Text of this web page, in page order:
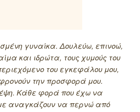
γυναίκα. Δουλεύω, επινοώ,
και ιδρώτα, τους χυμούς του
του εγκεφάλου μου,
την προσφορά μου.
Κάθε φορά που έχω να
αναγκάζουν να περνώ από